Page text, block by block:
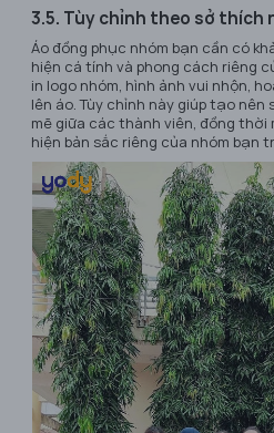
3.5. Tùy chỉnh theo sở thích
Áo đồng phục nhóm bạn cần có
hiện cá tính và phong cách riêng
in logo nhóm, hình ảnh vui nhộn,
lên áo. Tùy chỉnh này giúp tạo
mẽ giữa các thành viên, đồng
hiện bản sắc riêng của nhóm bạn